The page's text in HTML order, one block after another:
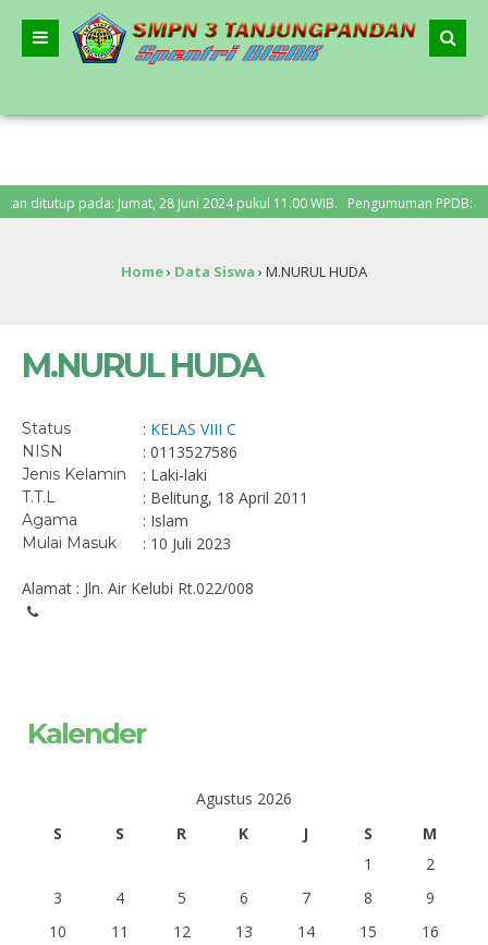
pada: Jumat, 28 Juni 2024 pukul 11.00 WIB. Pengumuman PPDB: Senin,
– “Bergerak Bersama, Lanjutkan Merdeka Belajar”
Home› Data Siswa › M.NURUL HUDA
M.NURUL HUDA
Status : KELAS VIII C
NISN : 0113527586
Jenis Kelamin : Laki-laki
T.T.L : Belitung, 18 April 2011
Agama : Islam
Mulai Masuk : 10 Juli 2023
Alamat : Jln. Air Kelubi Rt.022/008
Kalender
Agustus 2026
S
S R K J S
M
1
2
3
4 5 6 7 8
9
10
11 12 13 14 15
16